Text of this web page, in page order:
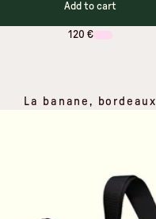
Add to cart
120 €
La banane, bordeaux